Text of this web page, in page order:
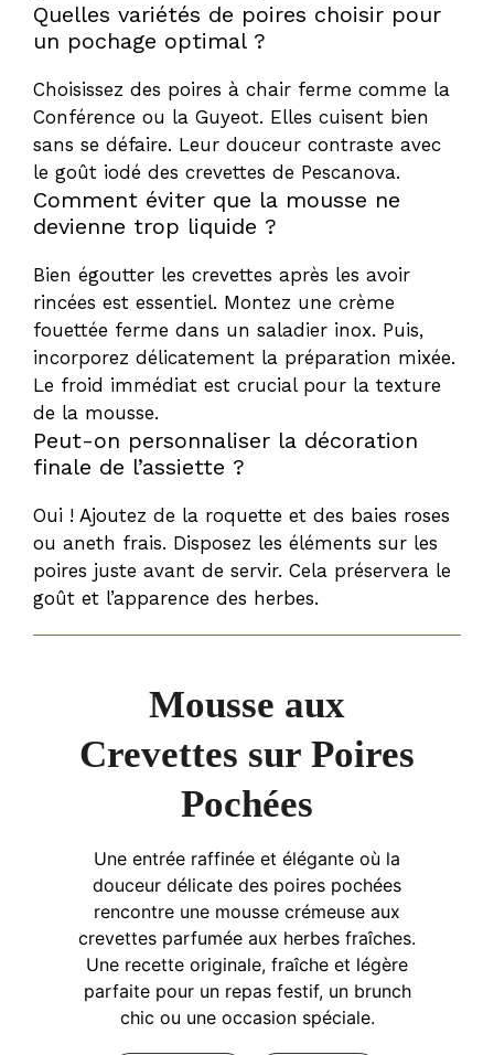
Quelles variétés de poires choisir pour
un pochage optimal ?
Choisissez des poires à chair ferme comme la
Conférence ou la Guyeot. Elles cuisent bien
sans se défaire. Leur douceur contraste avec
le goût iodé des crevettes de Pescanova.
Comment éviter que la mousse ne
devienne trop liquide ?
Bien égoutter les crevettes après les avoir
rincées est essentiel. Montez une crème
fouettée ferme dans un saladier inox. Puis,
incorporez délicatement la préparation mixée.
Le froid immédiat est crucial pour la texture
de la mousse.
Peut-on personnaliser la décoration
finale de l’assiette ?
Oui ! Ajoutez de la roquette et des baies roses
ou aneth frais. Disposez les éléments sur les
poires juste avant de servir. Cela préservera le
goût et l’apparence des herbes.
Mousse aux
Crevettes sur Poires
Pochées
Une entrée raffinée et élégante où la
douceur délicate des poires pochées
rencontre une mousse crémeuse aux
crevettes parfumée aux herbes fraîches.
Une recette originale, fraîche et légère
parfaite pour un repas festif, un brunch
chic ou une occasion spéciale.